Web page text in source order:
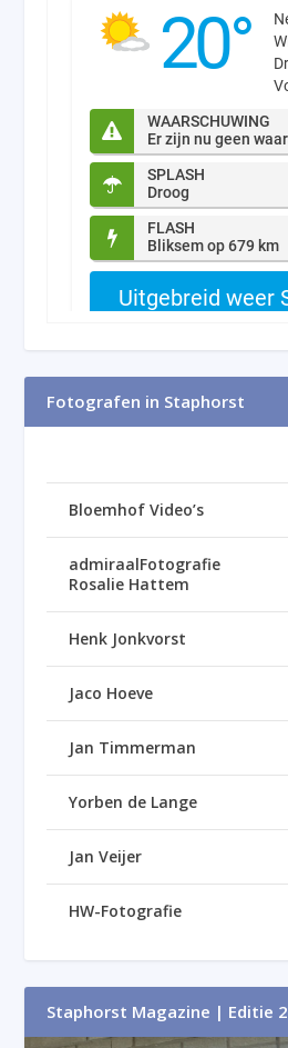
Fotografen in Staphorst
Bloemhof Video’s
admiraalFotografie
Rosalie Hattem
Henk Jonkvorst
Jaco Hoeve
Jan Timmerman
Yorben de Lange
Jan Veijer
HW-Fotografie
Staphorst Magazine | Editie 2